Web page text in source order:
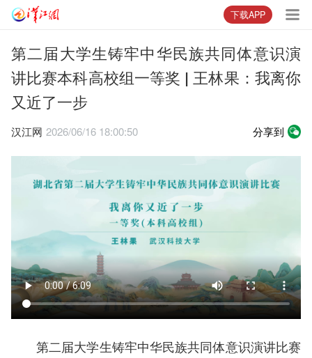
下载APP
第二届大学生铸牢中华民族共同体意识演
讲比赛本科高校组一等奖 | 王林果：我离你
又近了一步
汉江网 2026/06/16 18:00:50 分享到
第二届大学生铸牢中华民族共同体意识演讲比赛